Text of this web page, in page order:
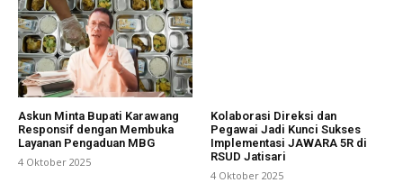
Askun Minta Bupati Karawang
Responsif dengan Membuka
Layanan Pengaduan MBG
4 Oktober 2025
Kolaborasi Direksi dan
Pegawai Jadi Kunci Sukses
Implementasi JAWARA 5R di
RSUD Jatisari
4 Oktober 2025